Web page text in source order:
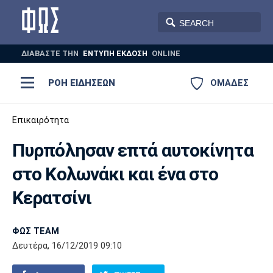
ΔΙΑΒΑΣΤΕ THN ΕΝΤΥΠΗ ΕΚΔΟΣΗ ONLINE
ΟΜΑΔΕΣ
ΡΟΗ ΕΙΔΗΣΕΩΝ
ΠΟΔΟΣΦΑΙΡΟ
AUTO-MOTO
Ποδόσφαιρο
Super League 1
Super League 2
Γ Εθνική
Ελλάδα
Μπάσκετ
Ελλάδα
Εθνική
EuroLeague
Ολυμπιακοί Αγώνες
Βόλεϊ
Πόλο
Ολυμπιακός ΑΕΚ ΠΑΟΚ
Παναθηναϊκός Ατρόμητος
Επικαιρότητα
Πυρπόλησαν επτά αυτοκίνητα
στο Κολωνάκι και ένα στο
Κερατσίνι
ΦΩΣ TEAM
Δευτέρα, 16/12/2019 09:10